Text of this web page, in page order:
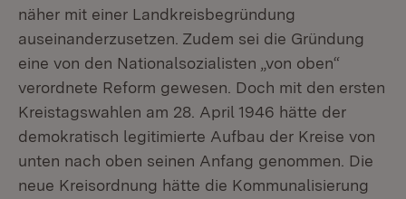
näher mit einer Landkreisbegründung
auseinanderzusetzen. Zudem sei die Gründung
eine von den Nationalsozialisten „von oben“
verordnete Reform gewesen. Doch mit den ersten
Kreistagswahlen am 28. April 1946 hätte der
demokratisch legitimierte Aufbau der Kreise von
unten nach oben seinen Anfang genommen. Die
neue Kreisordnung hätte die Kommunalisierung